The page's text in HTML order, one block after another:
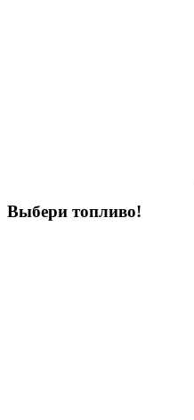
Выбери топливо!